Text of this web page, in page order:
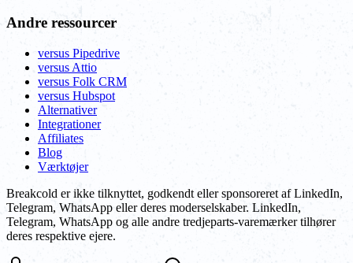
Andre ressourcer
versus Pipedrive
versus Attio
versus Folk CRM
versus Hubspot
Alternativer
Integrationer
Affiliates
Blog
Værktøjer
Breakcold er ikke tilknyttet, godkendt eller sponsoreret af LinkedIn,
Telegram, WhatsApp eller deres moderselskaber. LinkedIn,
Telegram, WhatsApp og alle andre tredjeparts-varemærker tilhører
deres respektive ejere.